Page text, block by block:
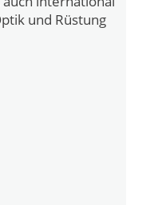
und Rüstung